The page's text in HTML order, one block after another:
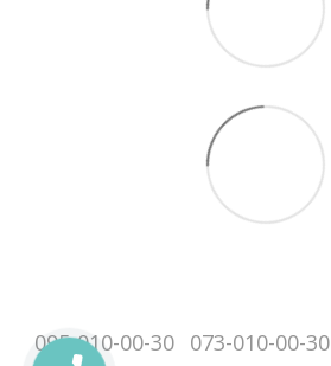
095-010-00-30 073-010-00-30